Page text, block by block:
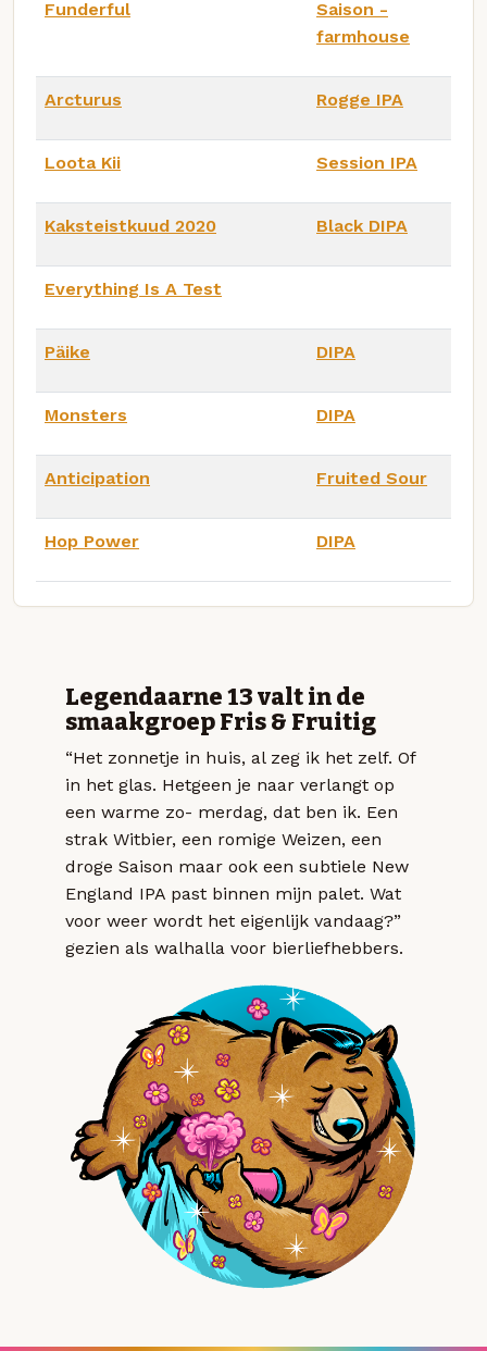
Funderful
Saison -
farmhouse
Arcturus Rogge IPA
Loota Kii Session IPA
Kaksteistkuud 2020 Black DIPA
Everything Is A Test
Päike DIPA
Monsters DIPA
Anticipation Fruited Sour
Hop Power DIPA
Legendaarne 13 valt in de
smaakgroep Fris & Fruitig
“Het zonnetje in huis, al zeg ik het zelf. Of
in het glas. Hetgeen je naar verlangt op
een warme zo- merdag, dat ben ik. Een
strak Witbier, een romige Weizen, een
droge Saison maar ook een subtiele New
England IPA past binnen mijn palet. Wat
voor weer wordt het eigenlijk vandaag?”
gezien als walhalla voor bierliefhebbers.